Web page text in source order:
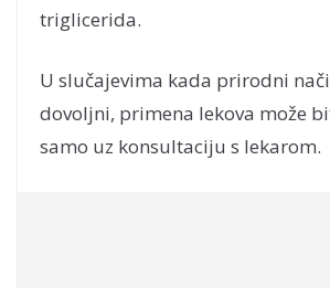
triglicerida.
U slučajevima kada prirodni
dovoljni, primena lekova može
samo uz konsultaciju s lekarom.